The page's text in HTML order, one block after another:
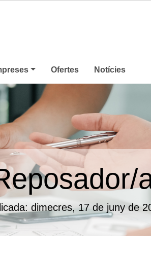
Ofertes Notícies
dimecres, 17 de juny de